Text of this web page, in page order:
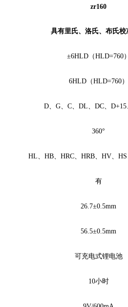
zr160
具有里氏、洛氏、布氏校
±6HLD（HLD=760
6HLD（HLD=760）
D、 G、 C、 DL DC、 D+15
360°
HL、HB、HRC、HRB、HV、HS
有
26.7±0.5mm
56.5±0.5mm
可充电式锂电池
10小时